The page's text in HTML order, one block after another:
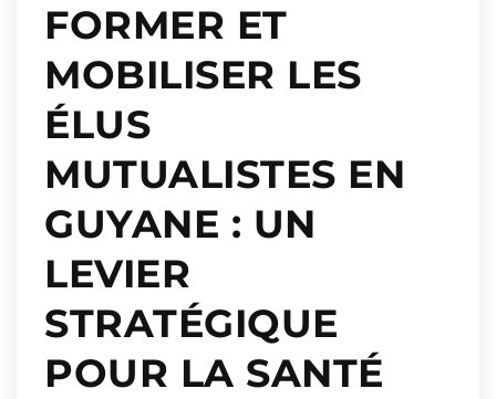
FORMER ET
MOBILISER LES
ÉLUS
MUTUALISTES EN
GUYANE : UN
LEVIER
STRATÉGIQUE
POUR LA SANTÉ